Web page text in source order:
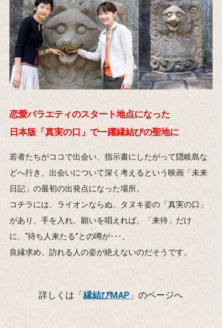
恋愛バラエティのスタート地点になった
日本版「真実の口」で一躍縁結びの聖地に
若者たちがココで出会い、指示書にしたがって隠岐島な
どへ行き、出会いについて深く考えるという映画「未来
日記」の最初の出発点になった場所。
コチラには、ライオンならぬ、タヌキ姿の「真実の口」
があり、手を入れ、願いを唱えれば、「来待」だけ
に、“待ち人来たる”との噂が･･･。
良縁求め、訪れる人の姿が絶えないのだそうです。
詳しくは「縁結びMAP 」のページへ